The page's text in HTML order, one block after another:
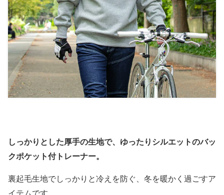
しっかりとした厚手の生地で、ゆったりシルエットのバッ
クポケット付トレーナー。
裏起毛生地でしっかりと冷えを防ぐ、冬を暖かく過ごすア
イテムです。